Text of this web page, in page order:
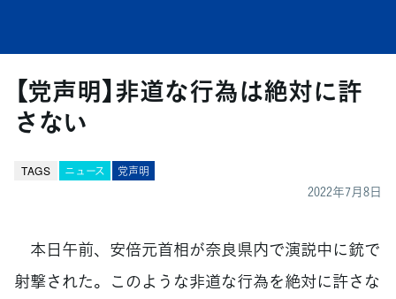
【党声明】非道な行為は絶対に許
さない
TAGS ニュース 党声明
2022年7月8日
本日午前、安倍元首相が奈良県内で演説中に銃で
射撃された。このような非道な行為を絶対に許さな